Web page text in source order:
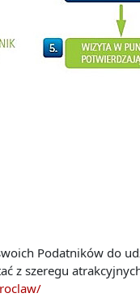
Podatników do
z szeregu